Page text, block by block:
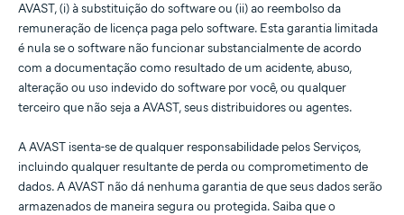
AVAST, (i) à substituição do software ou (ii) ao reembolso da
remuneração de licença paga pelo software. Esta garantia limitada
é nula se o software não funcionar substancialmente de acordo
com a documentação como resultado de um acidente, abuso,
alteração ou uso indevido do software por você, ou qualquer
terceiro que não seja a AVAST, seus distribuidores ou agentes.
A AVAST isenta-se de qualquer responsabilidade pelos Serviços,
incluindo qualquer resultante de perda ou comprometimento de
dados. A AVAST não dá nenhuma garantia de que seus dados serão
armazenados de maneira segura ou protegida. Saiba que o